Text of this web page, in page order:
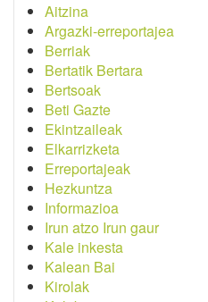
Aitzina
Argazki-erreportajea
Berriak
Bertatik Bertara
Bertsoak
Beti Gazte
Ekintzaileak
Elkarrizketa
Erreportajeak
Hezkuntza
Informazioa
Irun atzo Irun gaur
Kale inkesta
Kalean Bai
Kirolak